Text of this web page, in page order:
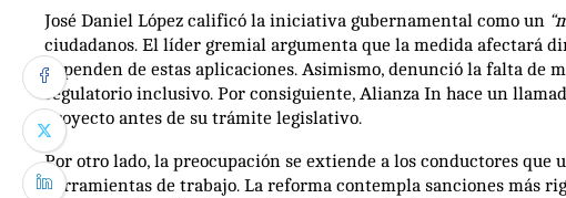
José Daniel López calificó la iniciativa gubernamental como un
ciudadanos. El líder gremial argumenta que la medida afectará
dependen de estas aplicaciones. Asimismo, denunció la falta de
regulatorio inclusivo. Por consiguiente, Alianza In hace un
proyecto antes de su trámite legislativo.
Por otro lado, la preocupación se extiende a los conductores
herramientas de trabajo. La reforma contempla sanciones más